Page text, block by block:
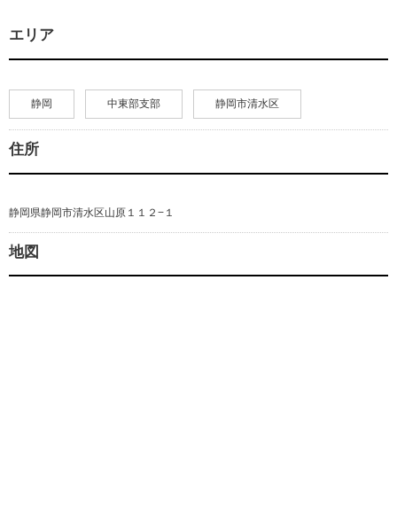
エリア
静岡 中東部支部 静岡市清水区
住所
静岡県静岡市清水区山原１１２−１
地図